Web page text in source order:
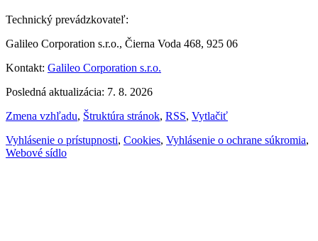
Technický prevádzkovateľ:
Galileo Corporation s.r.o., Čierna Voda 468, 925 06
Kontakt: Galileo Corporation s.r.o.
Posledná aktualizácia: 7. 8. 2026
Zmena vzhľadu, Štruktúra stránok, RSS, Vytlačiť
Vyhlásenie o prístupnosti, Cookies, Vyhlásenie o ochrane súkromia,
Webové sídlo